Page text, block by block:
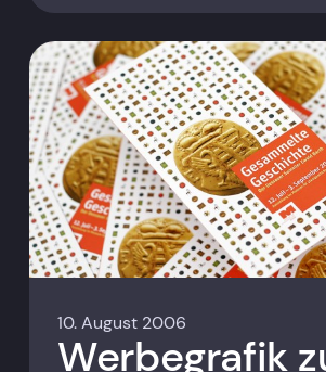
10. August 2006
Werbegrafik